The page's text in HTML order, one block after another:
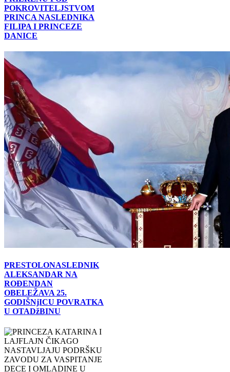
POKROVITELJSTVOM
PRINCA NASLEDNIKA
FILIPA I PRINCEZE
DANICE
PRESTOLONASLEDNIK
ALEKSANDAR NA
ROĐENDAN
OBELEŽAVA 25.
GODIŠNjICU POVRATKA
U OTADžBINU